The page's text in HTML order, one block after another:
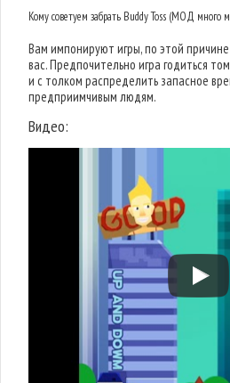
Кому советуем забрать Buddy Toss (МОД много
Вам импонируют игры, по этой
вас. Предпочительно игра годиться
и с толком распределить запасное
предприимчивым людям.
Видео: